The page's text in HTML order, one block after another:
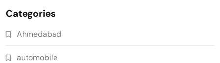
Categories
Ahmedabad
automobile